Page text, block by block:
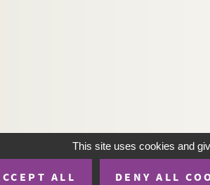
This site uses cookies and
ALL DENY ALL